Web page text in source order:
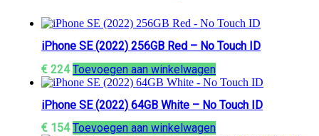
iPhone SE (2022) 256GB Red – No Touch ID
€ 224 Toevoegen aan winkelwagen
iPhone SE (2022) 64GB White – No Touch ID
€ 154 Toevoegen aan winkelwagen